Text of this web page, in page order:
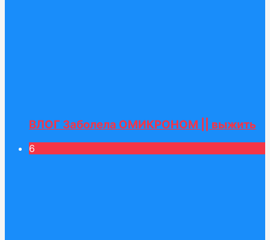
ВЛОГ Заболела ОМИКРОНОМ || выжить
6